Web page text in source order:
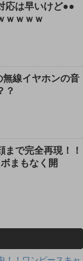
応は早いけど●●
ｗｗｗｗ
無線イヤホンの音
？
まで完全再現！！
まもなく開